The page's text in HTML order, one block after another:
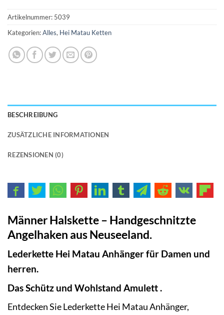
Artikelnummer: 5039
Kategorien:Alles, Hei Matau Ketten
BESCHREIBUNG
ZUSÄTZLICHE INFORMATIONEN
REZENSIONEN (0)
Männer Halskette – Handgeschnitzte
Angelhaken aus Neuseeland.
Lederkette Hei Matau Anhänger für Damen und
herren.
Das Schütz und Wohlstand Amulett .
Entdecken Sie Lederkette Hei Matau Anhänger,